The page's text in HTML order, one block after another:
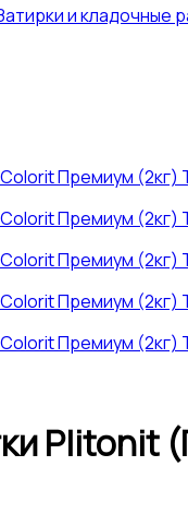
и кладочные